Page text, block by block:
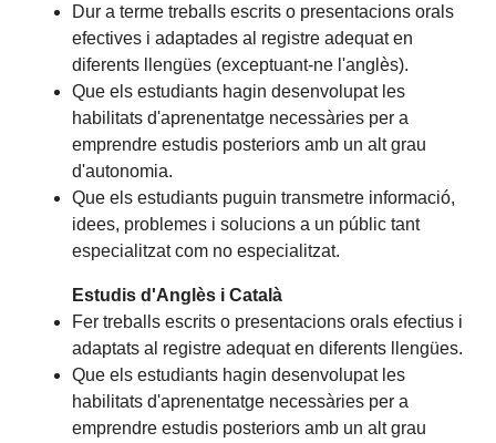
Dur a terme treballs escrits o presentacions orals
efectives i adaptades al registre adequat en
diferents llengües (exceptuant-ne l'anglès).
Que els estudiants hagin desenvolupat les
habilitats d'aprenentatge necessàries per a
emprendre estudis posteriors amb un alt grau
d'autonomia.
Que els estudiants puguin transmetre informació,
idees, problemes i solucions a un públic tant
especialitzat com no especialitzat.
Estudis d'Anglès i Català
Fer treballs escrits o presentacions orals efectius i
adaptats al registre adequat en diferents llengües.
Que els estudiants hagin desenvolupat les
habilitats d'aprenentatge necessàries per a
emprendre estudis posteriors amb un alt grau